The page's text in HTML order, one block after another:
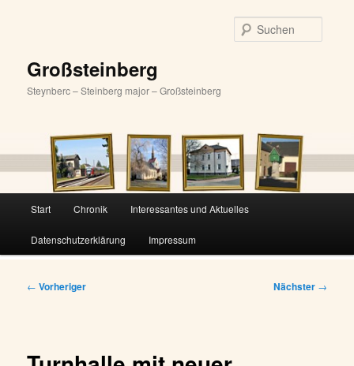
Großsteinberg
Steynberc – Steinberg major – Großsteinberg
Start Chronik Interessantes und Aktuelles
Datenschutzerklärung Impressum
Beitragsnavigation
← Vorheriger Nächster →